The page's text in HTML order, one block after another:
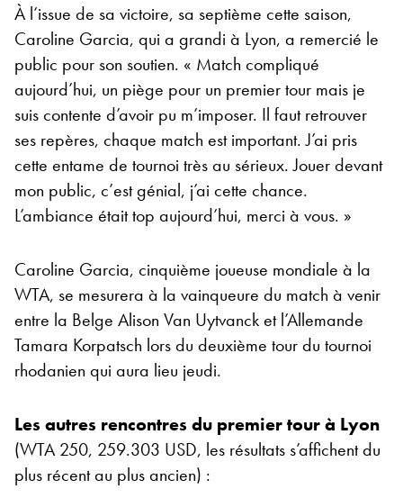
À l’issue de sa victoire, sa septième cette saison,
Caroline Garcia, qui a grandi à Lyon, a remercié le
public pour son soutien. « Match compliqué
aujourd’hui, un piège pour un premier tour mais je
suis contente d’avoir pu m’imposer. Il faut retrouver
ses repères, chaque match est important. J’ai pris
cette entame de tournoi très au sérieux. Jouer devant
mon public, c’est génial, j’ai cette chance.
L’ambiance était top aujourd’hui, merci à vous. »
Caroline Garcia, cinquième joueuse mondiale à la
WTA, se mesurera à la vainqueure du match à venir
entre la Belge Alison Van Uytvanck et l’Allemande
Tamara Korpatsch lors du deuxième tour du tournoi
rhodanien qui aura lieu jeudi.
Les autres rencontres du premier tour à Lyon
(WTA 250, 259.303 USD, les résultats s’affichent du
plus récent au plus ancien) :